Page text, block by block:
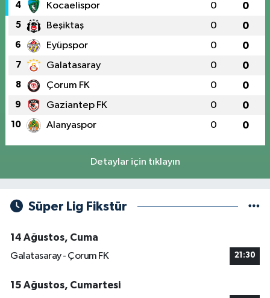
4 Kocaelispor 0 0
5 Beşiktaş 0 0
6 Eyüpspor 0 0
7 Galatasaray 0 0
8 Çorum FK 0 0
9 Gaziantep FK 0 0
10 Alanyaspor 0 0
Detaylar için tıklayın
Süper Lig Fikstür
14 Ağustos, Cuma
Galatasaray - Çorum FK
21:30
15 Ağustos, Cumartesi